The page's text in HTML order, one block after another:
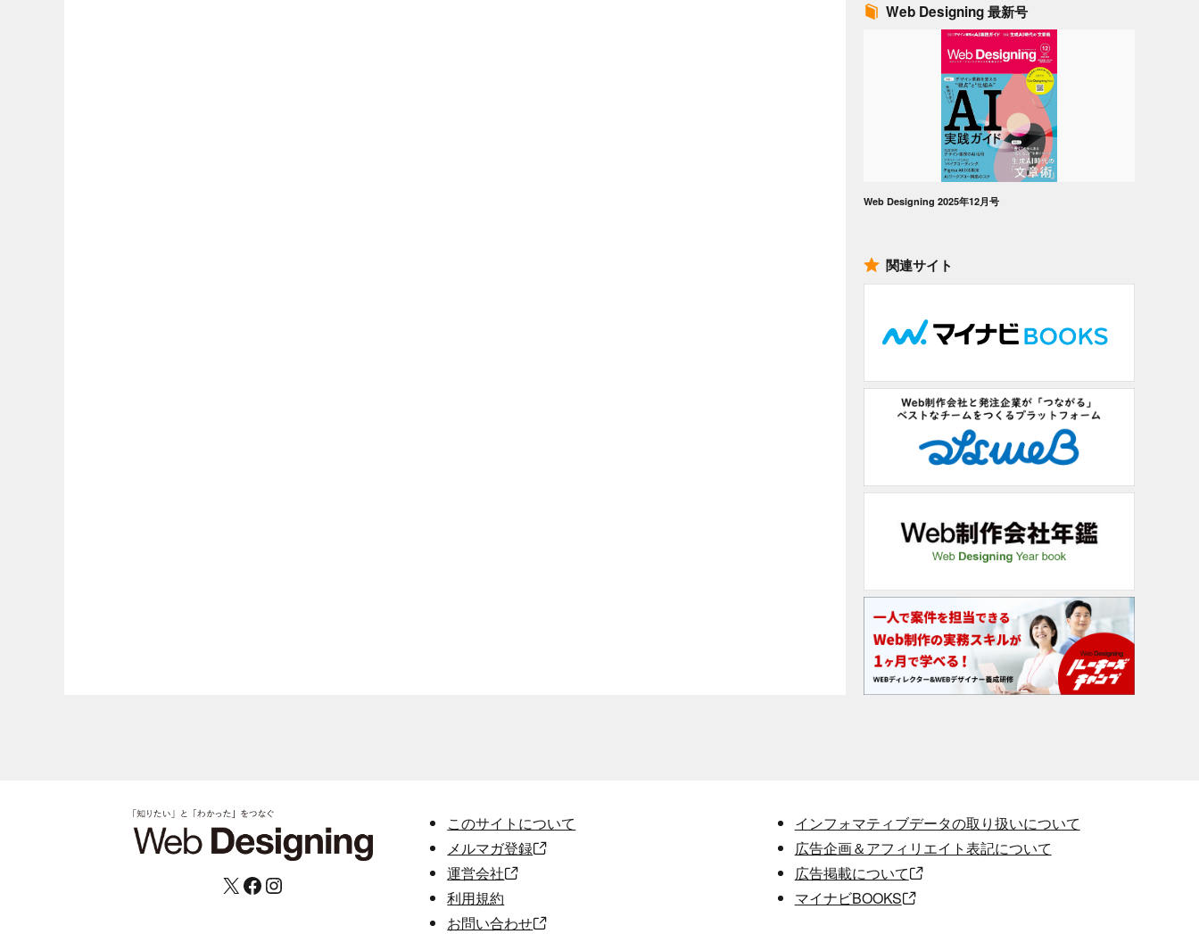
Web Designing 最新号
Web Designing 2025年12月号
関連サイト
X Facebook Instagram
このサイトについて
メルマガ登録
運営会社
利用規約
お問い合わせ
インフォマティブデータの取り扱いについて
広告企画＆アフィリエイト表記について
広告掲載について
マイナビBOOKS